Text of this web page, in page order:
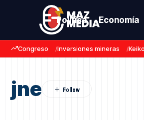
Política Economía
Congreso Inversiones mineras
jne